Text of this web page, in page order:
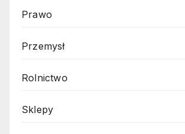
Prawo
Przemysł
Rolnictwo
Sklepy